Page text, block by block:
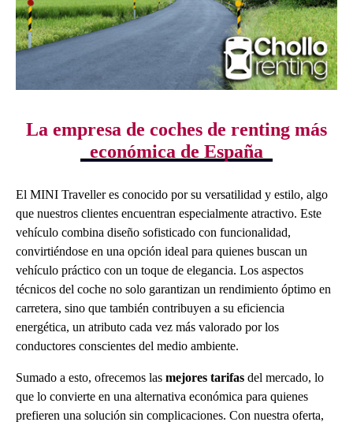
La empresa de coches de renting más
económica de España
El MINI Traveller es conocido por su versatilidad y estilo, algo
que nuestros clientes encuentran especialmente atractivo. Este
vehículo combina diseño sofisticado con funcionalidad,
convirtiéndose en una opción ideal para quienes buscan un
vehículo práctico con un toque de elegancia. Los aspectos
técnicos del coche no solo garantizan un rendimiento óptimo en
carretera, sino que también contribuyen a su eficiencia
energética, un atributo cada vez más valorado por los
conductores conscientes del medio ambiente.
Sumado a esto, ofrecemos las mejores tarifas del mercado, lo
que lo convierte en una alternativa económica para quienes
prefieren una solución sin complicaciones. Con nuestra oferta,